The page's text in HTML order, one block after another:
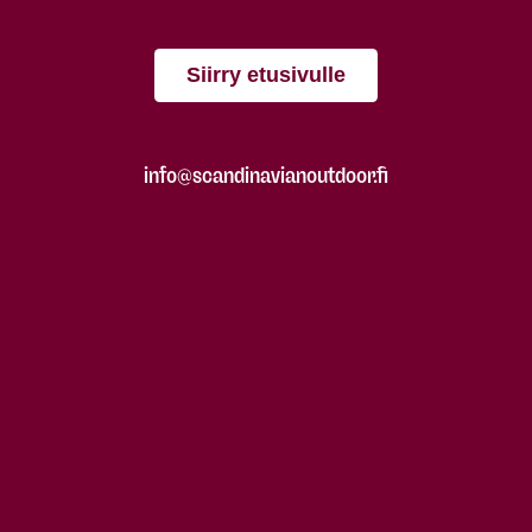
Siirry etusivulle
info@scandinavianoutdoor.fi